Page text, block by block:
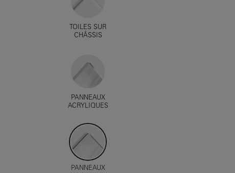
TOILES SUR
CHÂSSIS
PANNEAUX
ACRYLIQUES
PANNEAUX